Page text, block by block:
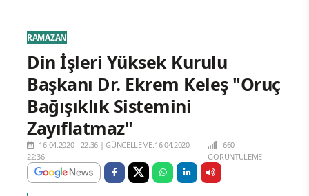
RAMAZAN
Din İşleri Yüksek Kurulu
Başkanı Dr. Ekrem Keleş "Oruç
Bağışıklık Sistemini
Zayıflatmaz"
16.04.2020 - 22:36 |GÜNCELLEME:16.04.2020 -
22:36
660
GÖRÜNTÜLEME